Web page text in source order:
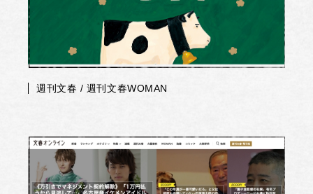
週刊文春 / 週刊文春WOMAN